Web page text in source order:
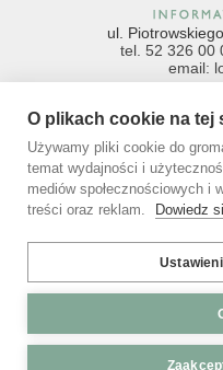
ul.
tel. 52 326 00
email:
tel.
email:
© 1992-
O plikach cookie na tej
Używamy pliki cookie do
temat wydajności i
mediów społecznościowych i
treści oraz reklam.
Dowiedz